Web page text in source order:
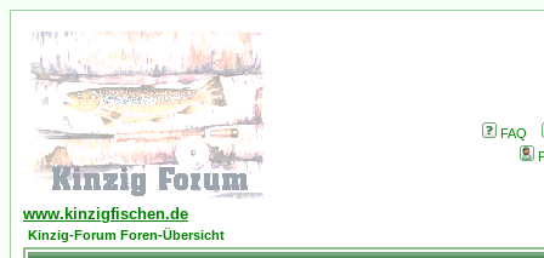
FAQ
www.kinzigfischen.de
Kinzig-Forum Foren-Übersicht